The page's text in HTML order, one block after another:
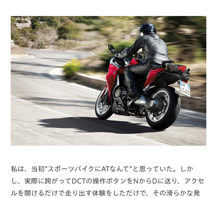
私は、当初“スポーツバイクにATなんて”と思っていた。しか
し、実際に跨がってDCTの操作ボタンをNからDに送り、アクセ
ルを開けるだけで走り出す体験をしただけで、その滑らかな発